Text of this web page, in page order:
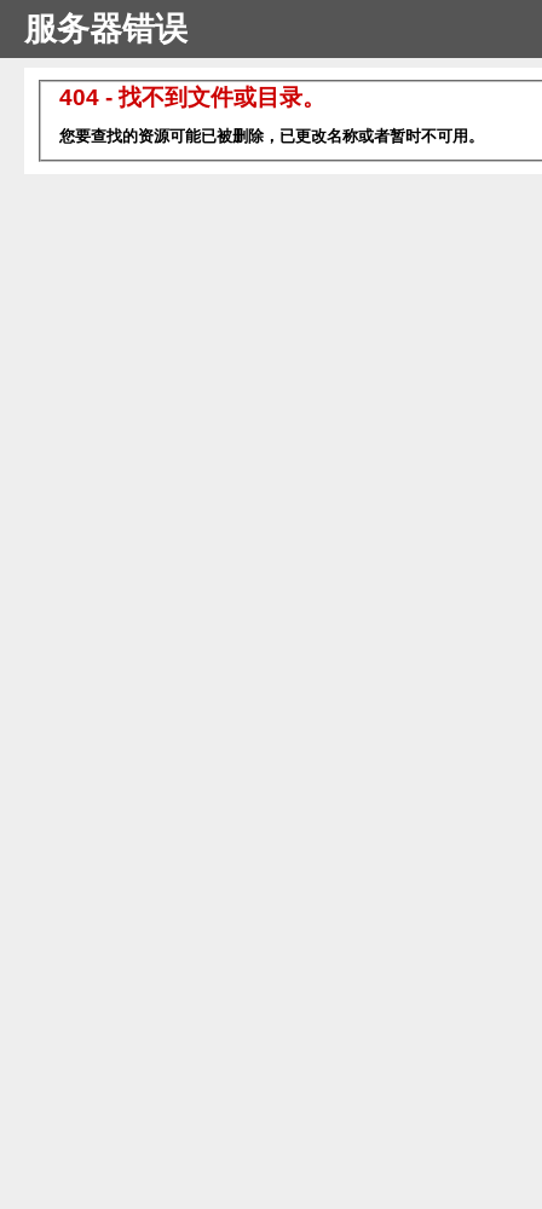
服务器错误
404 - 找不到文件或目录。
您要查找的资源可能已被删除，已更改名称或者暂时不可用。